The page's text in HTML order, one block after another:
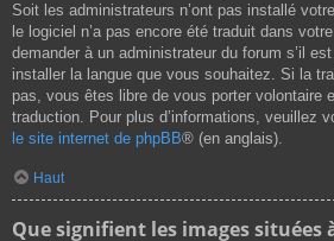
Soit les administrateurs n’ont pas installé
le logiciel n’a pas encore été traduit dans
demander à un administrateur du forum s’il
installer la langue que vous souhaitez. Si la
pas, vous êtes libre de vous porter volontaire
traduction. Pour plus d’informations, veuillez
le site internet de phpBB® (en anglais).
Haut
Que signifient les images situées